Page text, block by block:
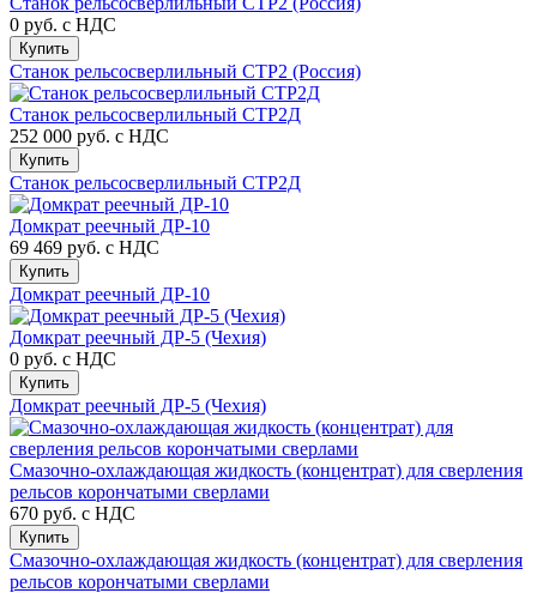
0 руб. с НДС
Купить
Станок рельсосверлильный СТР2 (Россия)
Станок рельсосверлильный СТР2Д
252 000 руб. с НДС
Купить
Станок рельсосверлильный СТР2Д
Домкрат реечный ДР-10
69 469 руб. с НДС
Купить
Домкрат реечный ДР-10
Домкрат реечный ДР-5 (Чехия)
0 руб. с НДС
Купить
Домкрат реечный ДР-5 (Чехия)
Смазочно-охлаждающая жидкость (концентрат) для сверления
рельсов корончатыми сверлами
670 руб. с НДС
Купить
Смазочно-охлаждающая жидкость (концентрат) для сверления
рельсов корончатыми сверлами